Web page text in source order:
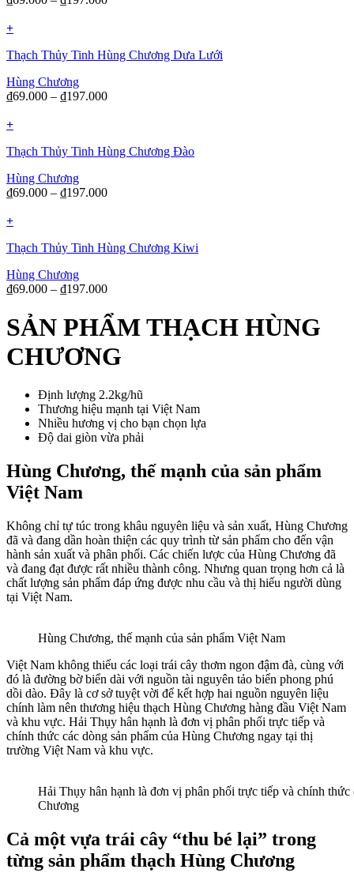
+
Thạch Thủy Tinh Hùng Chương Dưa Lưới
Hùng Chương
₫69.000 – ₫197.000
+
Thạch Thủy Tinh Hùng Chương Đào
Hùng Chương
₫69.000 – ₫197.000
+
Thạch Thủy Tinh Hùng Chương Kiwi
Hùng Chương
₫69.000 – ₫197.000
SẢN PHẨM THẠCH HÙNG
CHƯƠNG
Định lượng 2.2kg/hũ
Thương hiệu mạnh tại Việt Nam
Nhiều hương vị cho bạn chọn lựa
Độ dai giòn vừa phải
Hùng Chương, thế mạnh của sản phẩm
Việt Nam
Không chỉ tự túc trong khâu nguyên liệu và sản xuất, Hùng Chương
đã và đang dần hoàn thiện các quy trình từ sản phẩm cho đến vận
hành sản xuất và phân phối. Các chiến lược của Hùng Chương đã
và đang đạt được rất nhiều thành công. Nhưng quan trọng hơn cả là
chất lượng sản phẩm đáp ứng được nhu cầu và thị hiếu người dùng
tại Việt Nam.
Hùng Chương, thế mạnh của sản phẩm Việt Nam
Việt Nam không thiếu các loại trái cây thơm ngon đậm đà, cùng với
đó là đường bờ biển dài với nguồn tài nguyên tảo biển phong phú
dồi dào. Đây là cơ sở tuyệt vời để kết hợp hai nguồn nguyên liệu
chính làm nên thương hiệu thạch Hùng Chương hàng đầu Việt Nam
và khu vực. Hải Thụy hân hạnh là đơn vị phân phối trực tiếp và
chính thức các dòng sản phẩm của Hùng Chương ngay tại thị
trường Việt Nam và khu vực.
Hải Thụy hân hạnh là đơn vị phân phối trực tiếp và chính thức
Chương
Cả một vựa trái cây “thu bé lại” trong
từng sản phẩm thạch Hùng Chương